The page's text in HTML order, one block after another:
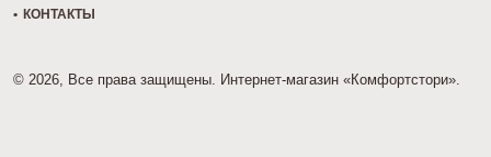
КОНТАКТЫ
© 2026, Все права защищены. Интернет-магазин «Комфортстори».